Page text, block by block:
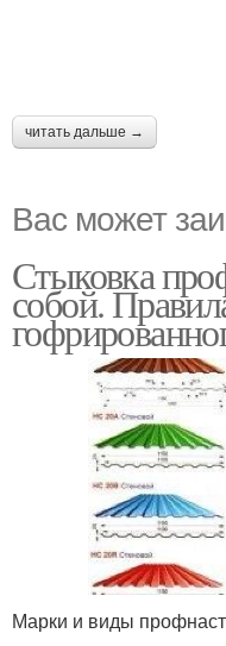
читать дальше →
Вас может
Стыковка
собой.
Марки и виды